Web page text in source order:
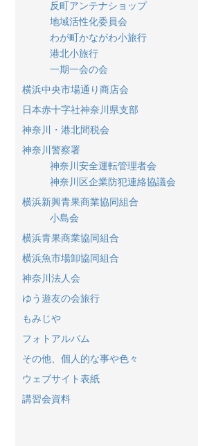
反町アンテナショップ
地域活性化委員会
わが町かながわ小旅行
港北小旅行
一期一会の会
横浜中央市場通り商店会
日本赤十字社神奈川県支部
神奈川・港北間税会
神奈川警察署
神奈川安全運転管理者会
神奈川区企業防犯連絡協議会
横浜新興青果商業協同組合
小島会
横浜青果商業協同組合
横浜魚市場卸協同組合
神奈川法人会
ゆう遊友の会旅行
もみじや
フォトアルバム
その他、個人的な事や色々
ウェブサイト表紙
講習会資料